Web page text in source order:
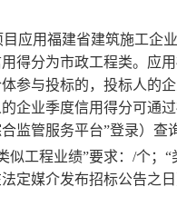
应用福建省建筑施工企
得分为市政工程类。应
参与投标的，投标人的
企业季度信用得分可通
监管服务平台”登录）查
似工程业绩”要求： /个； “
定媒介发布招标公告之